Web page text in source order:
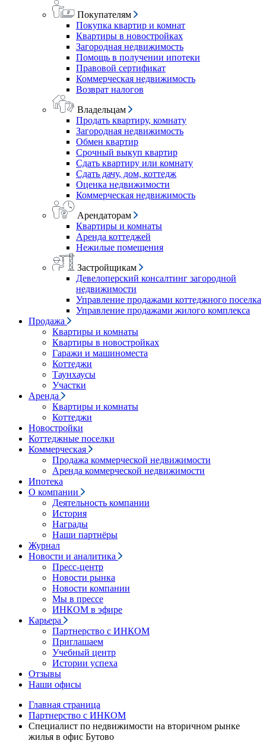
Покупателям
Покупка квартир и комнат
Квартиры в новостройках
Загородная недвижимость
Помощь в получении ипотеки
Правовой сертификат
Коммерческая недвижимость
Возврат налогов
Владельцам
Продать квартиру, комнату
Загородная недвижимость
Обмен квартир
Срочный выкуп квартир
Сдать квартиру или комнату
Сдать дачу, дом, коттедж
Оценка недвижимости
Коммерческая недвижимость
Арендаторам
Квартиры и комнаты
Аренда коттеджей
Нежилые помещения
Застройщикам
Девелоперский консалтинг загородной
недвижимости
Управление продажами коттеджного поселка
Управление продажами жилого комплекса
Продажа
Квартиры и комнаты
Квартиры в новостройках
Гаражи и машиноместа
Коттеджи
Таунхаусы
Участки
Аренда
Квартиры и комнаты
Коттеджи
Новостройки
Коттеджные поселки
Коммерческая
Продажа коммерческой недвижимости
Аренда коммерческой недвижимости
Ипотека
О компании
Деятельность компании
История
Награды
Наши партнёры
Журнал
Новости и аналитика
Пресс-центр
Новости рынка
Новости компании
Мы в прессе
ИНКОМ в эфире
Карьера
Партнерство с ИНКОМ
Приглашаем
Учебный центр
Истории успеха
Отзывы
Наши офисы
Главная страница
Партнерство с ИНКОМ
Специалист по недвижимости на вторичном рынке
жилья в офис Бутово